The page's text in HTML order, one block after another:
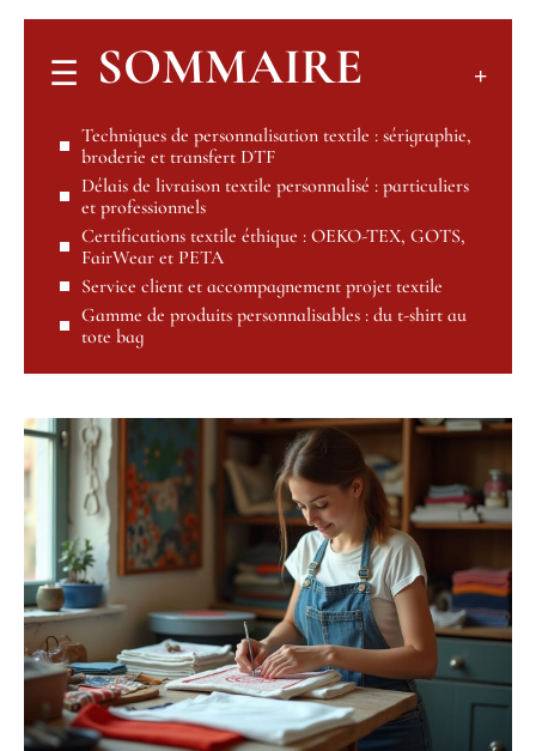
SOMMAIRE
Techniques de personnalisation textile : sérigraphie,
broderie et transfert DTF
Délais de livraison textile personnalisé : particuliers
et professionnels
Certifications textile éthique : OEKO-TEX, GOTS,
FairWear et PETA
Service client et accompagnement projet textile
Gamme de produits personnalisables : du t-shirt au
tote bag